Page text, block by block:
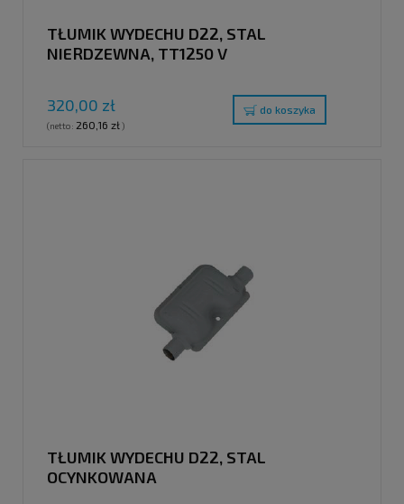
TŁUMIK WYDECHU D22, STAL
NIERDZEWNA, TT1250 V
320,00 zł
(netto: 260,16 zł)
do koszyka
TŁUMIK WYDECHU D22, STAL
OCYNKOWANA